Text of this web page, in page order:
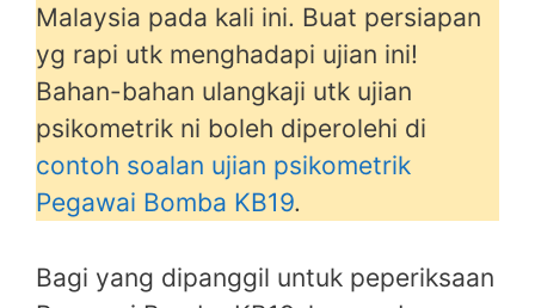
Malaysia pada kali ini. Buat persiapan
yg rapi utk menghadapi ujian ini!
Bahan-bahan ulangkaji utk ujian
psikometrik ni boleh diperolehi di
contoh soalan ujian psikometrik
Pegawai Bomba KB19.
Bagi yang dipanggil untuk peperiksaan